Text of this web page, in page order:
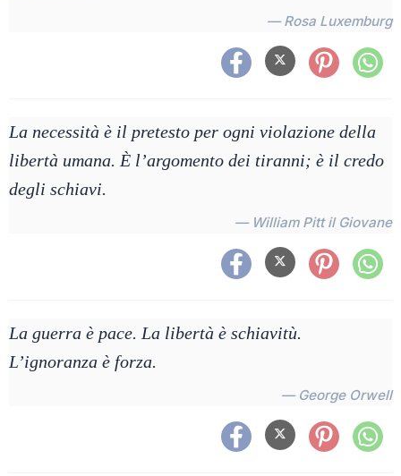
— Rosa Luxemburg
La necessità è il pretesto per ogni violazione della
libertà umana. È l’argomento dei tiranni; è il credo
degli schiavi.
— William Pitt il Giovane
La guerra è pace. La libertà è schiavitù.
L’ignoranza è forza.
— George Orwell